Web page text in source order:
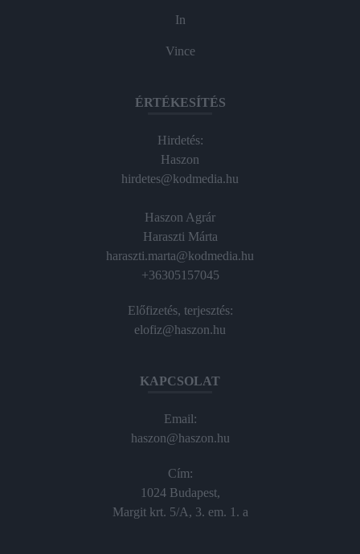
In
Vince
ÉRTÉKESÍTÉS
Hirdetés:
Haszon
hirdetes@kodmedia.hu
Haszon Agrár
Haraszti Márta
haraszti.marta@kodmedia.hu
+36305157045
Előfizetés, terjesztés:
elofiz@haszon.hu
KAPCSOLAT
Email:
haszon@haszon.hu
Cím:
1024 Budapest,
Margit krt. 5/A, 3. em. 1. a